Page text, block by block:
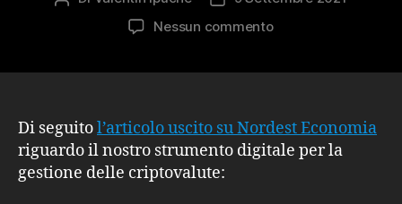
Nessun commentosu
Fool’s
Tools
Di seguitol’articolo uscito su Nordest Economia
riguardo il nostro strumento digitale per la
gestione delle criptovalute: